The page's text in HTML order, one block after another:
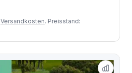
Versandkosten. Preisstand: